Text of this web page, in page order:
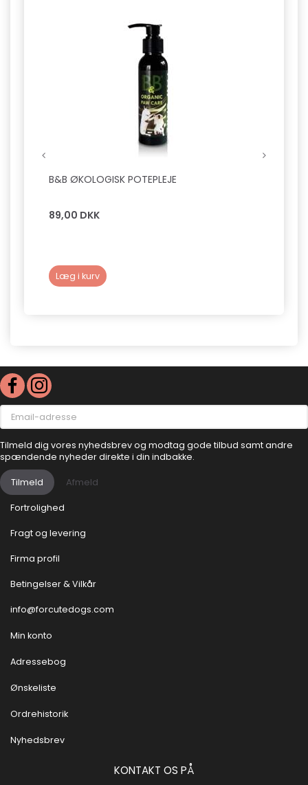
B&B ØKOLOGISK POTEPLEJE
89,00 DKK
Læg i kurv
Email-
adresse
Tilmeld dig vores nyhedsbrev og modtag gode tilbud samt andre
spændende nyheder direkte i din indbakke.
Tilmeld Afmeld
Fortrolighed
Fragt og levering
Firma profil
Betingelser & Vilkår
info@forcutedogs.com
Min konto
Adressebog
Ønskeliste
Ordrehistorik
Nyhedsbrev
KONTAKT OS PÅ